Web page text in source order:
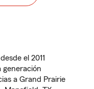
el 2011
generación
a Grand Prairie